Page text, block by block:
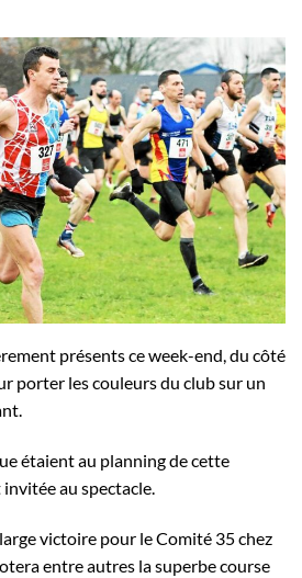
présents ce week-end, du côté
porter les couleurs du club sur un
étaient au planning de cette
invitée au spectacle.
victoire pour le Comité 35 chez
entre autres la superbe course